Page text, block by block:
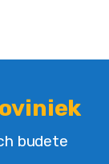
budete